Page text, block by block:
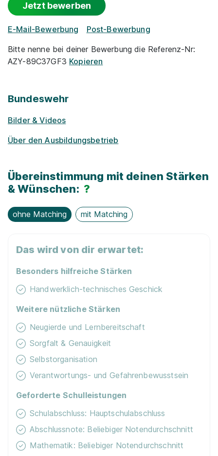
Jetzt bewerben
E-Mail-Bewerbung Post-Bewerbung
Bitte nenne bei deiner Bewerbung die Referenz-Nr:
AZY-89C37GF3 Kopieren
Bundeswehr
Bilder & Videos
Über den Ausbildungsbetrieb
Übereinstimmung mit deinen Stärken
& Wünschen: ?
ohne Matching mit Matching
Das wird von dir erwartet:
Besonders hilfreiche Stärken
Handwerklich-technisches Geschick
Weitere nützliche Stärken
Neugierde und Lernbereitschaft
Sorgfalt & Genauigkeit
Selbstorganisation
Verantwortungs- und Gefahrenbewusstsein
Geforderte Schulleistungen
Schulabschluss: Hauptschulabschluss
Abschlussnote: Beliebiger Notendurchschnitt
Mathematik: Beliebiger Notendurchschnitt